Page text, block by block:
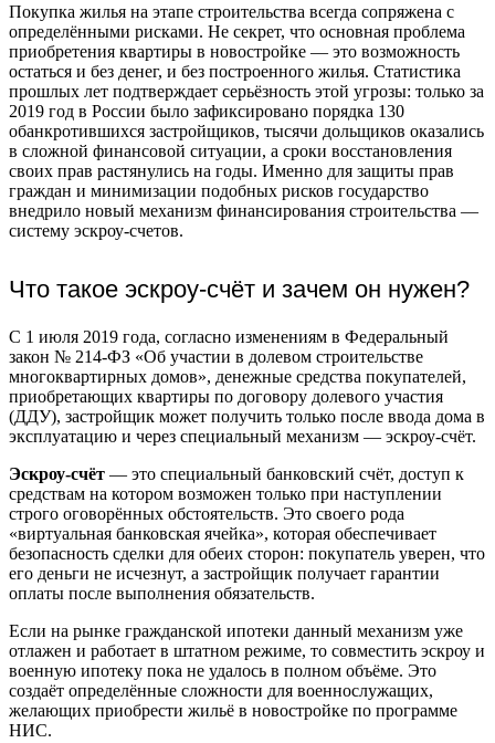
Покупка жилья на этапе строительства всегда сопряжена с
определёнными рисками. Не секрет, что основная проблема
приобретения квартиры в новостройке — это возможность
остаться и без денег, и без построенного жилья. Статистика
прошлых лет подтверждает серьёзность этой угрозы: только за
2019 год в России было зафиксировано порядка 130
обанкротившихся застройщиков, тысячи дольщиков оказались
в сложной финансовой ситуации, а сроки восстановления
своих прав растянулись на годы. Именно для защиты прав
граждан и минимизации подобных рисков государство
внедрило новый механизм финансирования строительства —
систему эскроу-счетов.
Что такое эскроу-счёт и зачем он нужен?
С 1 июля 2019 года, согласно изменениям в Федеральный
закон № 214-ФЗ «Об участии в долевом строительстве
многоквартирных домов», денежные средства покупателей,
приобретающих квартиры по договору долевого участия
(ДДУ), застройщик может получить только после ввода дома в
эксплуатацию и через специальный механизм — эскроу-счёт.
Эскроу-счёт — это специальный банковский счёт, доступ к
средствам на котором возможен только при наступлении
строго оговорённых обстоятельств. Это своего рода
«виртуальная банковская ячейка», которая обеспечивает
безопасность сделки для обеих сторон: покупатель уверен, что
его деньги не исчезнут, а застройщик получает гарантии
оплаты после выполнения обязательств.
Если на рынке гражданской ипотеки данный механизм уже
отлажен и работает в штатном режиме, то совместить эскроу и
военную ипотеку пока не удалось в полном объёме. Это
создаёт определённые сложности для военнослужащих,
желающих приобрести жильё в новостройке по программе
НИС.